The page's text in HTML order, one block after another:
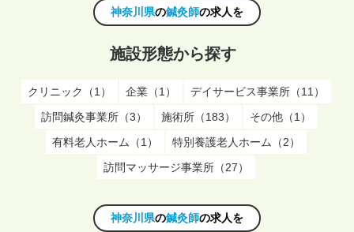
神奈川県の鍼灸師の求人を
施設形態から探す
クリニック（1） 企業（1）
デイサービス事業所（11）
訪問鍼灸事業所（3）
施術所（183）
その他（1）
有料老人ホーム（1）
特別養護老人ホーム（2）
訪問マッサージ事業所（27）
神奈川県の鍼灸師の求人を